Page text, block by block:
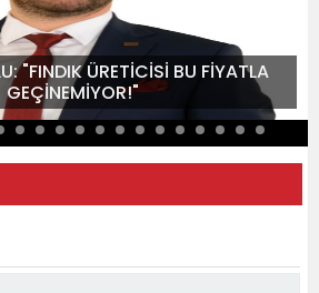
"FINDIK ÜRETİCİSİ BU FİYATLA
GEÇİNEMİYOR!"